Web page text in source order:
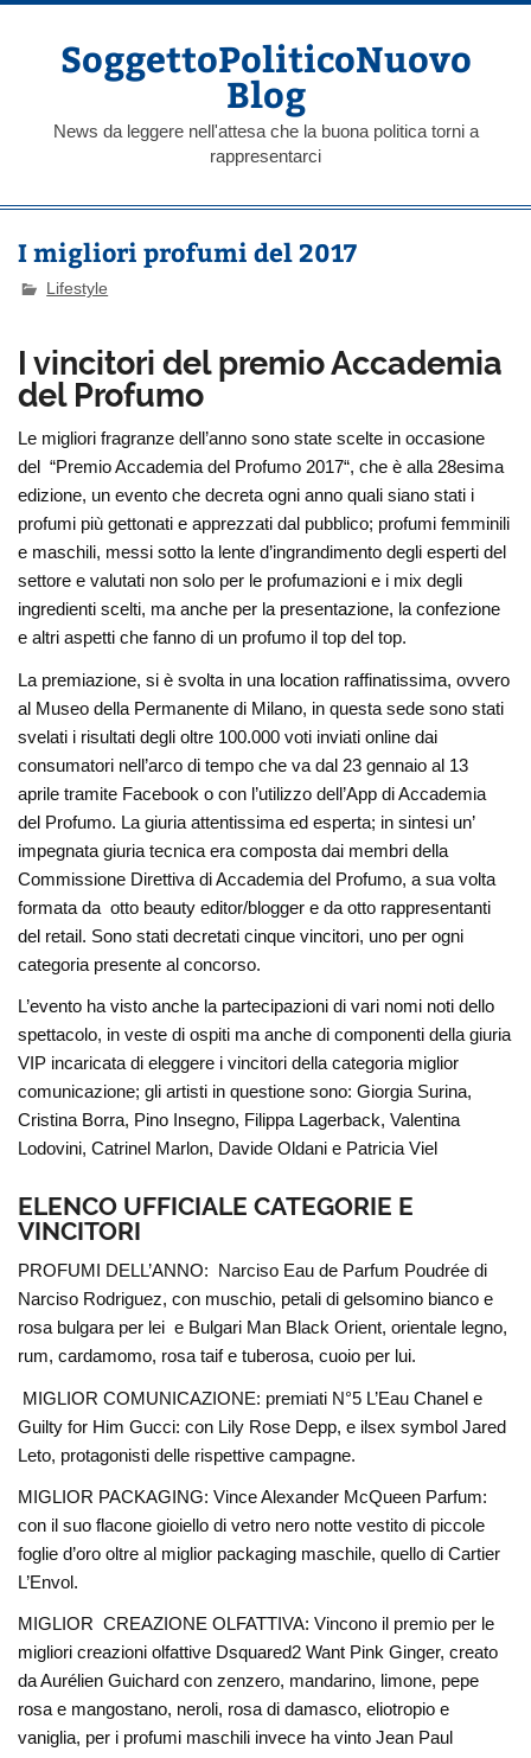
Skip
SoggettoPoliticoNuovo
Blog
News da leggere nell'attesa che la buona politica torni a
rappresentarci
I migliori profumi del 2017
Lifestyle
I vincitori del premio Accademia
del Profumo
Le migliori fragranze dell’anno sono state scelte in occasione
del “Premio Accademia del Profumo 2017“, che è alla 28esima
edizione, un evento che decreta ogni anno quali siano stati i
profumi più gettonati e apprezzati dal pubblico; profumi femminili
e maschili, messi sotto la lente d’ingrandimento degli esperti del
settore e valutati non solo per le profumazioni e i mix degli
ingredienti scelti, ma anche per la presentazione, la confezione
e altri aspetti che fanno di un profumo il top del top.
La premiazione, si è svolta in una location raffinatissima, ovvero
al Museo della Permanente di Milano, in questa sede sono stati
svelati i risultati degli oltre 100.000 voti inviati online dai
consumatori nell’arco di tempo che va dal 23 gennaio al 13
aprile tramite Facebook o con l’utilizzo dell’App di Accademia
del Profumo. La giuria attentissima ed esperta; in sintesi un’
impegnata giuria tecnica era composta dai membri della
Commissione Direttiva di Accademia del Profumo, a sua volta
formata da otto beauty editor/blogger e da otto rappresentanti
del retail. Sono stati decretati cinque vincitori, uno per ogni
categoria presente al concorso.
L’evento ha visto anche la partecipazioni di vari nomi noti dello
spettacolo, in veste di ospiti ma anche di componenti della giuria
VIP incaricata di eleggere i vincitori della categoria miglior
comunicazione; gli artisti in questione sono: Giorgia Surina,
Cristina Borra, Pino Insegno, Filippa Lagerback, Valentina
Lodovini, Catrinel Marlon, Davide Oldani e Patricia Viel
ELENCO UFFICIALE CATEGORIE E
VINCITORI
PROFUMI DELL’ANNO: Narciso Eau de Parfum Poudrée di
Narciso Rodriguez, con muschio, petali di gelsomino bianco e
rosa bulgara per lei e Bulgari Man Black Orient, orientale legno,
rum, cardamomo, rosa taif e tuberosa, cuoio per lui.
MIGLIOR COMUNICAZIONE: premiati N°5 L’Eau Chanel e
Guilty for Him Gucci: con Lily Rose Depp, e ilsex symbol Jared
Leto, protagonisti delle rispettive campagne.
MIGLIOR PACKAGING: Vince Alexander McQueen Parfum:
con il suo flacone gioiello di vetro nero notte vestito di piccole
foglie d’oro oltre al miglior packaging maschile, quello di Cartier
L’Envol.
MIGLIOR CREAZIONE OLFATTIVA: Vincono il premio per le
migliori creazioni olfattive Dsquared2 Want Pink Ginger, creato
da Aurélien Guichard con zenzero, mandarino, limone, pepe
rosa e mangostano, neroli, rosa di damasco, eliotropio e
vaniglia, per i profumi maschili invece ha vinto Jean Paul